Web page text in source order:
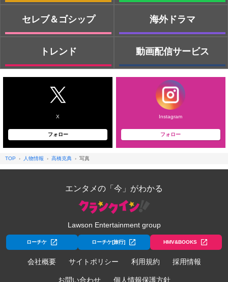
セレブ＆ゴシップ
トレンド
海外ドラマ
動画配信サービス
X
フォロー
Instagram
フォロー
TOP 人物情報 高橋克典 写真
エンタメの「今」がわかる
Lawson Entertainment group
ローチケ ローチケ[旅行] HMV&BOOKS
会社概要 サイトポリシー 利用規約 採用情報
お問い合わせ 個人情報保護方針